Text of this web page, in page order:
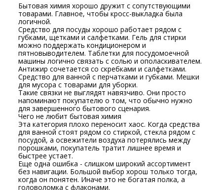
Бытовая химия хорошо дружит с сопутствующими
товарами. Главное, чтобы кросс-выкладка была
логичной.
Средство для посуды хорошо работает рядом с
губками, щетками и салфетками. Гель для стирки
можно поддержать кондиционером и
пятновыводителем. Таблетки для посудомоечной
машины логично связать с солью и ополаскивателем.
Антижир сочетается со скребками и салфетками.
Средство для ванной с перчатками и губками. Мешки
для мусора с товарами для уборки.
Такие связки не выглядят навязчиво. Они просто
напоминают покупателю о том, что обычно нужно
для завершенного бытового сценария.
Чего не любит бытовая химия
Эта категория плохо переносит хаос. Когда средства
для ванной стоят рядом со стиркой, стекла рядом с
посудой, а освежители воздуха потерялись между
порошками, покупатель тратит лишнее время и
быстрее устает.
Еще одна ошибка - слишком широкий ассортимент
без навигации. Большой выбор хорош только тогда,
когда он понятен. Иначе это не богатая полка, а
головоломка с флаконами.